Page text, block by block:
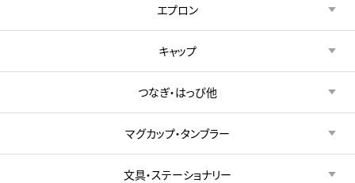
エプロン
キャップ
つなぎ・はっぴ他
マグカップ・タンブラー
文具・ステーショナリー